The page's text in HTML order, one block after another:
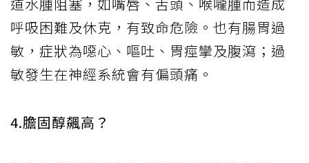
道水腫阻塞，如嘴唇、舌頭、喉嚨腫而造成
呼吸困難及休克，有致命危險。也有腸胃過
敏，症狀為噁心、嘔吐、胃痙攣及腹瀉；過
敏發生在神經系統會有偏頭痛。
4.膽固醇飆高？